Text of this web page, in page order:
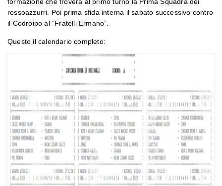
formazione che troverà al primo turno la Prima Squadra dei
rossoazzurri. Poi prima sfida interna il sabato successivo contro
il Codroipo al “Fratelli Ermano”.
Questo il calendario completo: